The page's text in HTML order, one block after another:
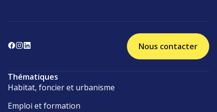
Nous contacter
Thématiques
Habitat, foncier et urbanisme
Emploi et formation